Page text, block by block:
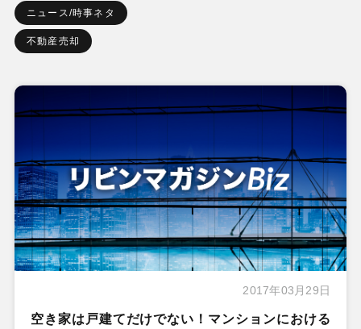
ニュース/時事ネタ
不動産売却
2017年03月29日
空き家は戸建てだけでない！マンションにおける